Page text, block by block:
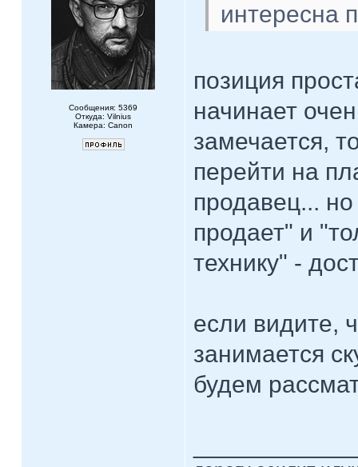
Сообщения: 5369
Откуда: Vilnius
Камера: Canon
интересна
позиция
начинает
замечается,
перейти на
продавец...
продает" и
технику" -
если видите,
занимается
будем